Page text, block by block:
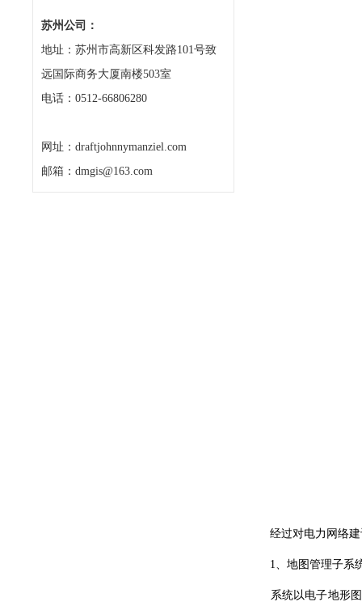
苏州公司：
地址：苏州市高新区科发路101号致
远国际商务大厦南楼503室
电话：0512-66806280
网址：draftjohnnymanziel.com
邮箱：dmgis@163.com
经过对电力网络建
1、地图管理子系
系统以电子地形